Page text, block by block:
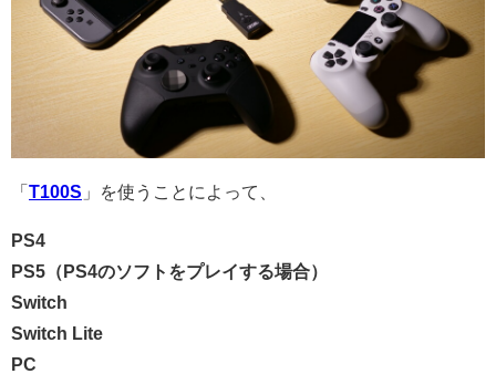
「 T100S 」を使うことによって、
PS4
PS5（PS4のソフトをプレイする場合）
Switch
Switch Lite
PC